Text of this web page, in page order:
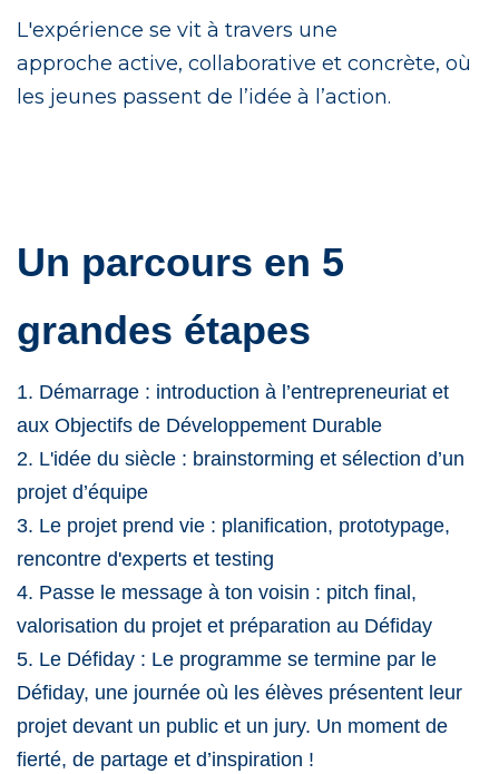
L'expérience se vit à travers une
approche active, collaborative et concrète, où
les jeunes passent de l’idée à l’action.
Un parcours en 5
grandes étapes
1. Démarrage : introduction à l’entrepreneuriat et
aux Objectifs de Développement Durable
2. L'idée du siècle : brainstorming et sélection d’un
projet d’équipe
3. Le projet prend vie : planification, prototypage,
rencontre d'experts et testing
4. Passe le message à ton voisin : pitch final,
valorisation du projet et préparation au Défiday
5. Le Défiday : Le programme se termine par le
Défiday, une journée où les élèves présentent leur
projet devant un public et un jury. Un moment de
fierté, de partage et d’inspiration !